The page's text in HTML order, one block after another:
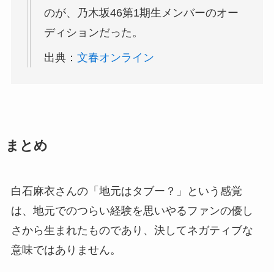
のが、乃木坂46第1期生メンバーのオー
ディションだった。
出典： 文春オンライン
まとめ
白石麻衣さんの「地元はタブー？」という感覚
は、地元でのつらい経験を思いやるファンの優し
さから生まれたものであり、決してネガティブな
意味ではありません。